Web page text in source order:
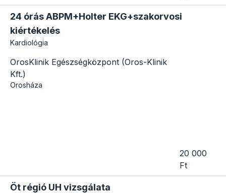
24 órás ABPM+Holter EKG+szakorvosi
kiértékelés
Kardiológia
OrosKlinik Egészségközpont (Oros-Klinik
Kft.)
Orosháza
20 000
Ft
Öt régió UH vizsgálata